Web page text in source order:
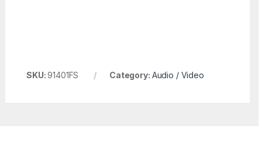
SKU:91401FS Category: Audio / Video